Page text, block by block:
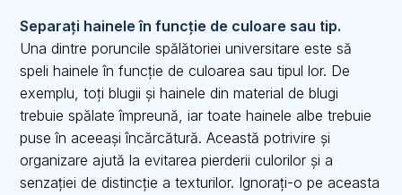
Separați hainele în funcție de culoare sau tip.
Una dintre poruncile spălătoriei universitare este să
speli hainele în funcție de culoarea sau tipul lor. De
exemplu, toți blugii și hainele din material de blugi
trebuie spălate împreună, iar toate hainele albe trebuie
puse în aceeași încărcătură. Această potrivire și
organizare ajută la evitarea pierderii culorilor și a
senzației de distincție a texturilor. Ignorați-o pe aceasta